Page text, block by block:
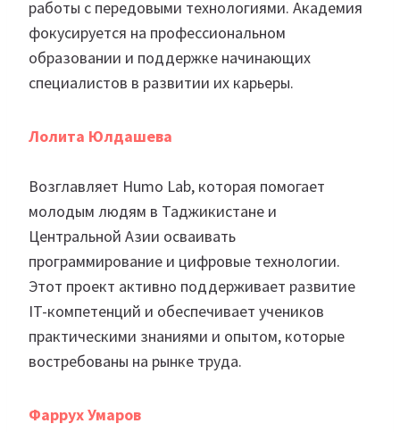
работы с передовыми технологиями. Академия
фокусируется на профессиональном
образовании и поддержке начинающих
специалистов в развитии их карьеры.
Лолита Юлдашева
Возглавляет Humo Lab, которая помогает
молодым людям в Таджикистане и
Центральной Азии осваивать
программирование и цифровые технологии.
Этот проект активно поддерживает развитие
IT-компетенций и обеспечивает учеников
практическими знаниями и опытом, которые
востребованы на рынке труда.
Фаррух Умаров